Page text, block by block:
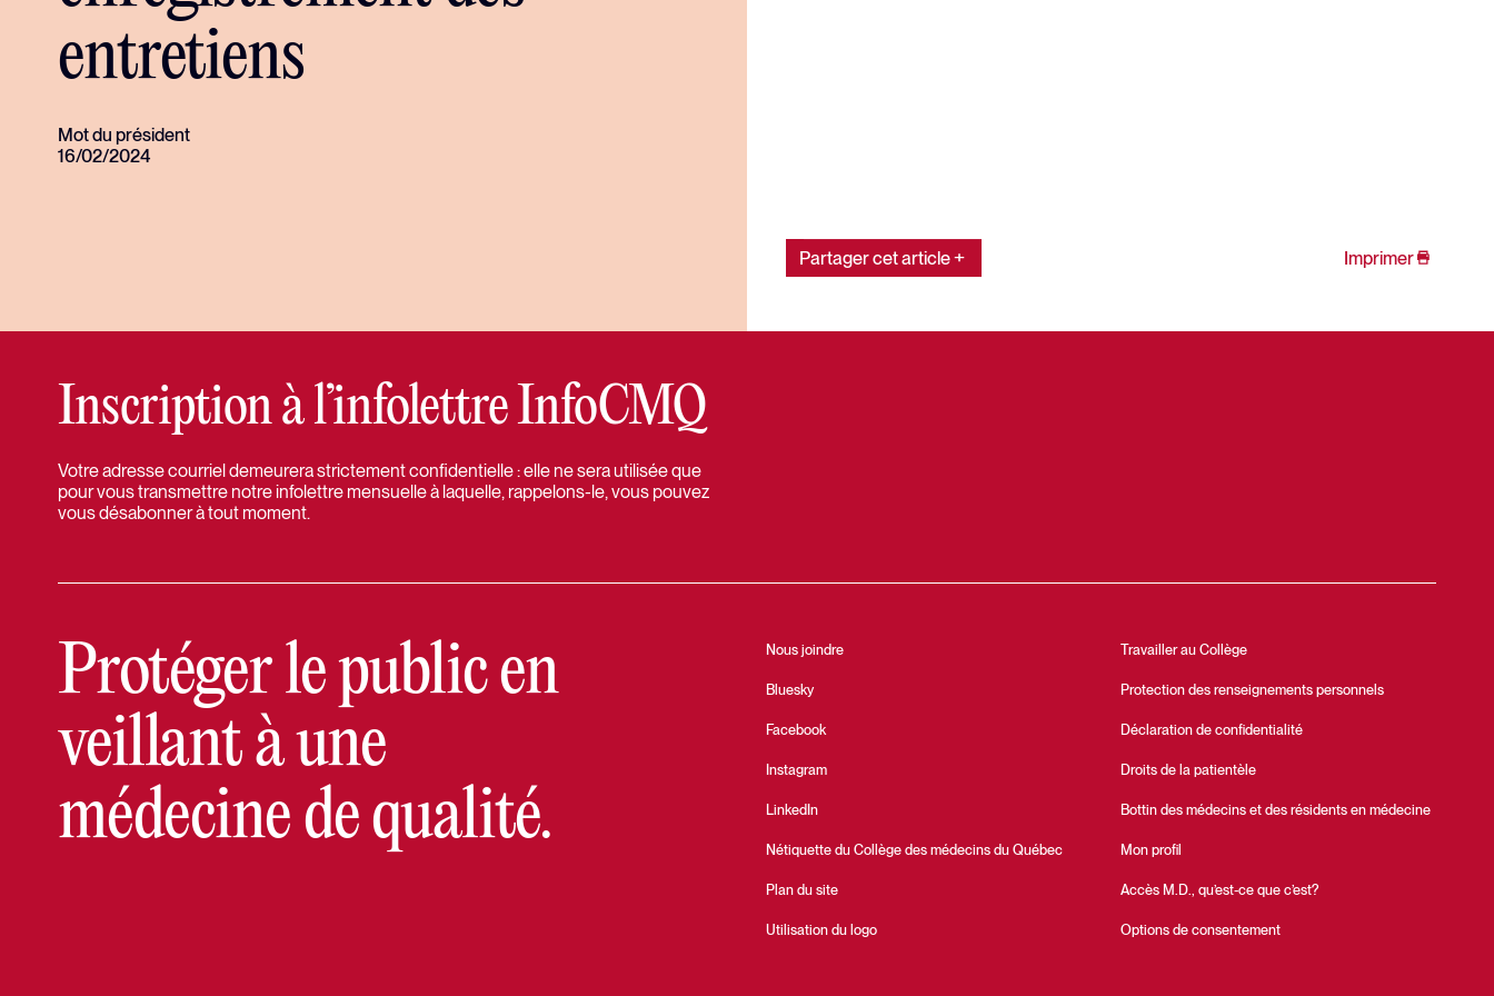
entretiens
Mot du président
16/02/2024
Partager cet article Imprimer
Inscription à l’infolettre InfoCMQ
Votre adresse courriel demeurera strictement confidentielle : elle ne sera utilisée que
pour vous transmettre notre infolettre mensuelle à laquelle, rappelons-le, vous pouvez
vous désabonner à tout moment.
Protéger le public en
veillant à une
médecine de qualité.
Nous joindre
Bluesky
Facebook
Instagram
LinkedIn
Nétiquette du Collège des médecins du Québec
Plan du site
Utilisation du logo
Travailler au Collège
Protection des renseignements personnels
Déclaration de confidentialité
Droits de la patientèle
Bottin des médecins et des résidents en médecine
Mon profil
Accès M.D., qu’est-ce que c’est?
Options de consentement